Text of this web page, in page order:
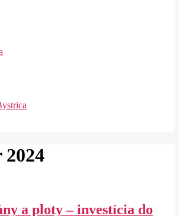
2024
a ploty – investícia do